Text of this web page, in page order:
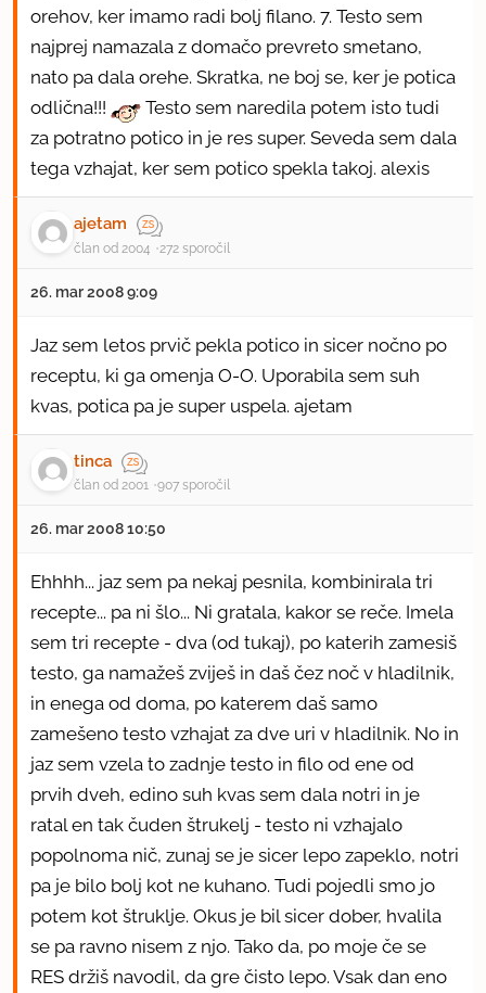
orehov, ker imamo radi bolj filano. 7. Testo sem
najprej namazala z domačo prevreto smetano,
nato pa dala orehe. Skratka, ne boj se, ker je potica
odlična!!!
Testo sem naredila potem isto tudi
za potratno potico in je res super. Seveda sem dala
tega vzhajat, ker sem potico spekla takoj. alexis
ajetam
član od 2004 272 sporočil
26. mar 2008 9:09
Jaz sem letos prvič pekla potico in sicer nočno po
receptu, ki ga omenja O-O. Uporabila sem suh
kvas, potica pa je super uspela. ajetam
tinca
član od 2001 907 sporočil
26. mar 2008 10:50
Ehhhh... jaz sem pa nekaj pesnila, kombinirala tri
recepte... pa ni šlo... Ni gratala, kakor se reče. Imela
sem tri recepte - dva (od tukaj), po katerih zamesiš
testo, ga namažeš zviješ in daš čez noč v hladilnik,
in enega od doma, po katerem daš samo
zamešeno testo vzhajat za dve uri v hladilnik. No in
jaz sem vzela to zadnje testo in filo od ene od
prvih dveh, edino suh kvas sem dala notri in je
ratal en tak čuden štrukelj - testo ni vzhajalo
popolnoma nič, zunaj se je sicer lepo zapeklo, notri
pa je bilo bolj kot ne kuhano. Tudi pojedli smo jo
potem kot štruklje. Okus je bil sicer dober, hvalila
se pa ravno nisem z njo. Tako da, po moje če se
RES držiš navodil, da gre čisto lepo. Vsak dan eno